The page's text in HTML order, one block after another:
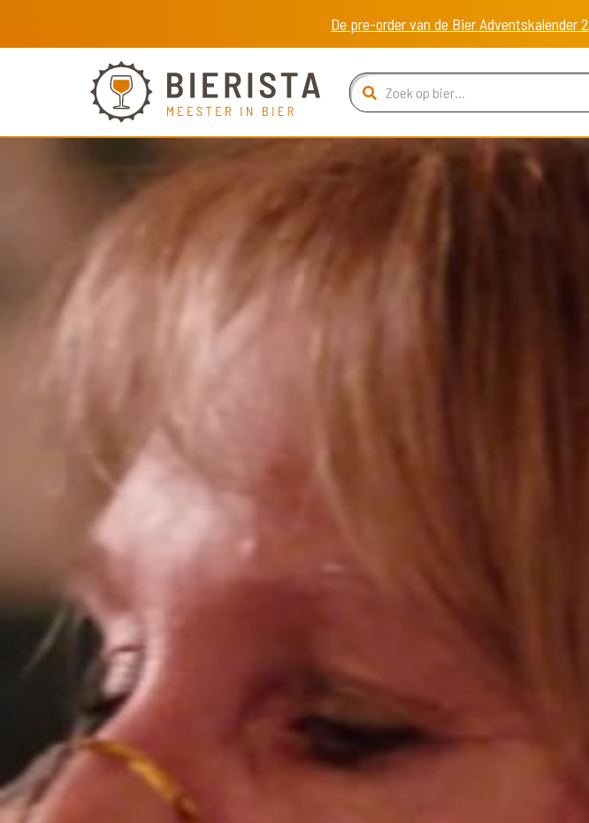
De pre-order van de Bier